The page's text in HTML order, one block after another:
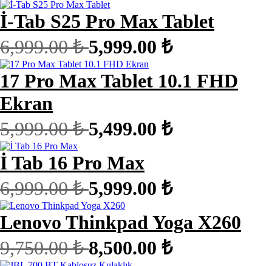
İ-Tab S25 Pro Max Tablet
6,999.00 ₺5,999.00 ₺
17 Pro Max Tablet 10.1 FHD
Ekran
5,999.00 ₺5,499.00 ₺
İ Tab 16 Pro Max
6,999.00 ₺5,999.00 ₺
Lenovo Thinkpad Yoga X260
9,750.00 ₺8,500.00 ₺